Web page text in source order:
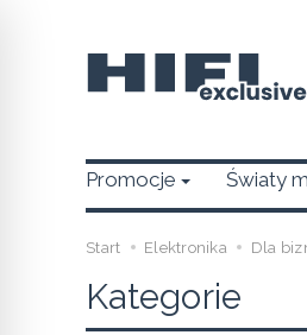
Promocje Światy
Start Elektronika Dla
Kategorie